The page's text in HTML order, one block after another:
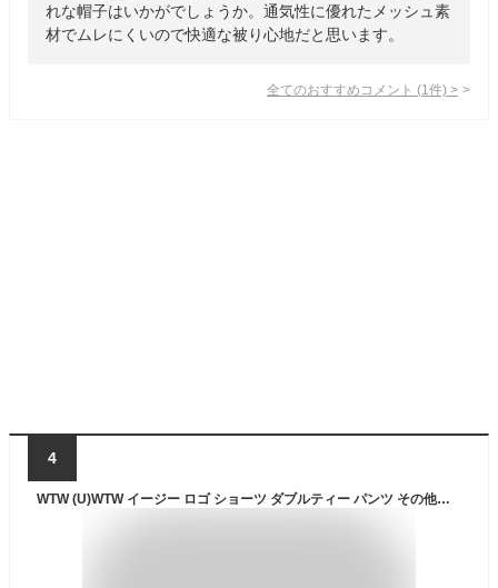
れな帽子はいかがでしょうか。通気性に優れたメッシュ素
材でムレにくいので快適な被り心地だと思います。
全てのおすすめコメント (1 件) >
4
WTW (U)WTW イージー ロゴ ショーツ ダブルティー パンツ その他のパンツ ブラック ブルー カーキ【送料無料】